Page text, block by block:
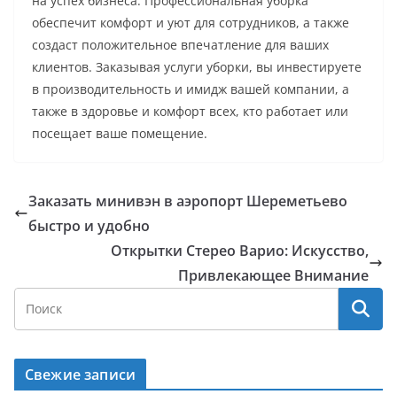
обеспечит комфорт и уют для сотрудников, а также
создаст положительное впечатление для ваших
клиентов. Заказывая услуги уборки, вы инвестируете
в производительность и имидж вашей компании, а
также в здоровье и комфорт всех, кто работает или
посещает ваше помещение.
Заказать минивэн в аэропорт Шереметьево
быстро и удобно
Открытки Стерео Варио: Искусство,
Привлекающее Внимание
Свежие записи